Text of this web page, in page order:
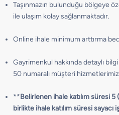
Taşınmazın bulunduğu bölgeye
ile ulaşım kolay sağlanmaktadır.
Online ihale minimum arttırma
Gayrimenkul hakkında detaylı
50 numaralı müşteri
**Belirlenen ihale katılım süresi
birlikte ihale katılım süresi sayacı